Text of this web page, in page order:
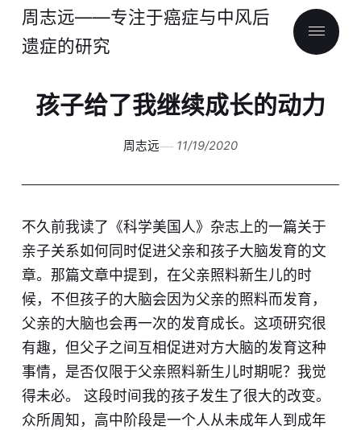
周志远——专注于癌症与中风后
遗症的研究
孩子给了我继续成长的动力
周志远 11/19/2020
不久前我读了《科学美国人》杂志上的一篇关于
亲子关系如何同时促进父亲和孩子大脑发育的文
章。那篇文章中提到，在父亲照料新生儿的时
候，不但孩子的大脑会因为父亲的照料而发育，
父亲的大脑也会再一次的发育成长。这项研究很
有趣，但父子之间互相促进对方大脑的发育这种
事情，是否仅限于父亲照料新生儿时期呢？我觉
得未必。 这段时间我的孩子发生了很大的改变。
众所周知，高中阶段是一个人从未成年人到成年